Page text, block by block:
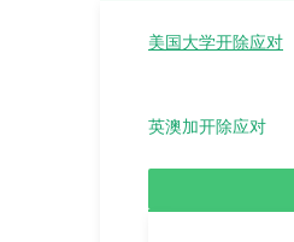
美国大学开除应对
英澳加开除应对